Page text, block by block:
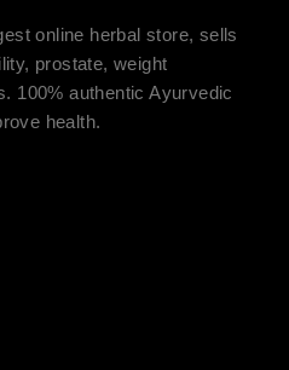
online herbal store, sells
prostate, weight
100% authentic Ayurvedic
health.